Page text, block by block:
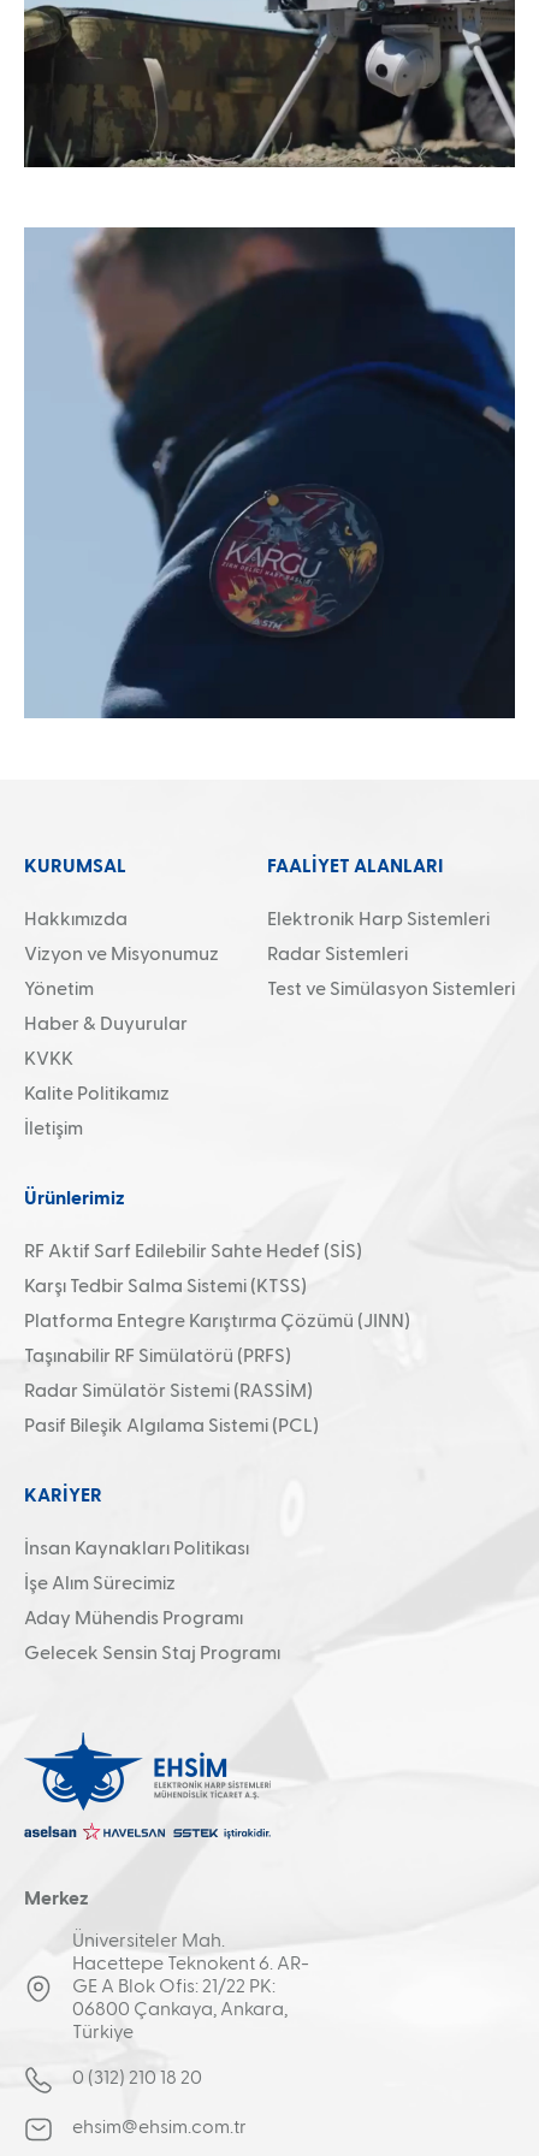
KURUMSAL
Hakkımızda
Vizyon ve Misyonumuz
Yönetim
Haber & Duyurular
KVKK
Kalite Politikamız
İletişim
FAALİYET ALANLARI
Elektronik Harp Sistemleri
Radar Sistemleri
Test ve Simülasyon Sistemleri
Ürünlerimiz
RF Aktif Sarf Edilebilir Sahte Hedef (SİS)
Karşı Tedbir Salma Sistemi (KTSS)
Platforma Entegre Karıştırma Çözümü (JINN)
Taşınabilir RF Simülatörü (PRFS)
Radar Simülatör Sistemi (RASSİM)
Pasif Bileşik Algılama Sistemi (PCL)
KARİYER
İnsan Kaynakları Politikası
İşe Alım Sürecimiz
Aday Mühendis Programı
Gelecek Sensin Staj Programı
Merkez
Üniversiteler Mah.
Hacettepe Teknokent 6. AR-
GE A Blok Ofis: 21/22 PK:
06800 Çankaya, Ankara,
Türkiye
0 (312) 210 18 20
ehsim@ehsim.com.tr